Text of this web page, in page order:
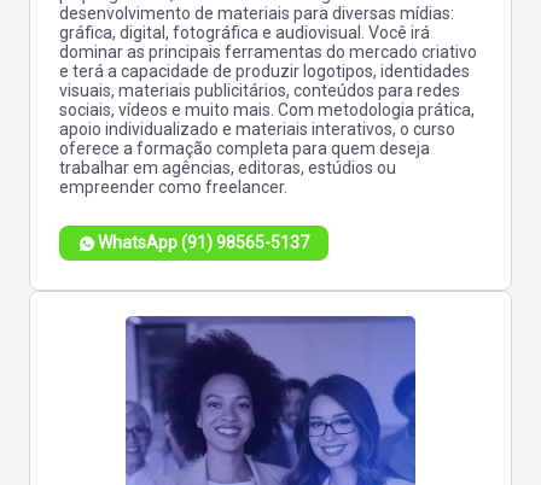
desenvolvimento de materiais para diversas mídias:
gráfica, digital, fotográfica e audiovisual. Você irá
dominar as principais ferramentas do mercado criativo
e terá a capacidade de produzir logotipos, identidades
visuais, materiais publicitários, conteúdos para redes
sociais, vídeos e muito mais. Com metodologia prática,
apoio individualizado e materiais interativos, o curso
oferece a formação completa para quem deseja
trabalhar em agências, editoras, estúdios ou
empreender como freelancer.
WhatsApp (91) 98565-5137